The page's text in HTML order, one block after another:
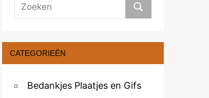
CATEGORIEËN
Bedankjes Plaatjes en Gifs